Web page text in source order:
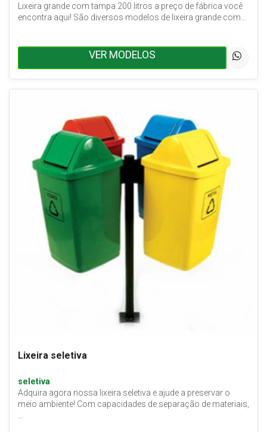
Lixeira grande com tampa 200 litros a preço de fábrica você
encontra aqui! São diversos modelos de lixeira grande com…
VER MODELOS
Lixeira seletiva
seletiva
Adquira agora nossa lixeira seletiva e ajude a preservar o
meio ambiente! Com capacidades de separação de materiais,